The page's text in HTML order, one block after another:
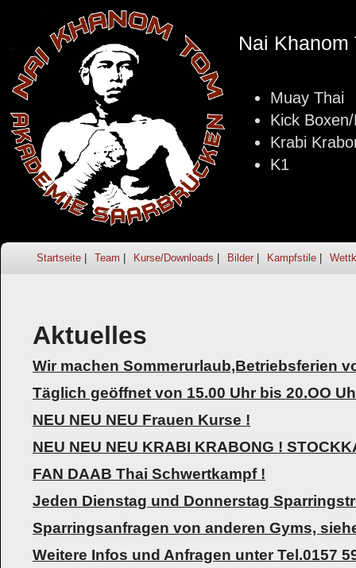
Nai Khanom
Muay Thai
Kick
Krabi
K1
Startseite Team Kurse/Downloads Bilder Kampfstile
Aktuelles
Wir machen Sommerurlaub,Betriebsferien
Täglich geöffnet von 15.00 Uhr bis 20.OO
NEU NEU NEU Frauen Kurse !
NEU NEU NEU KRABI KRABONG !
FAN DAAB Thai Schwertkampf !
Jeden Dienstag und Donnerstag
Sparringsanfragen von anderen Gyms,
Weitere Infos und Anfragen unter Tel.0157